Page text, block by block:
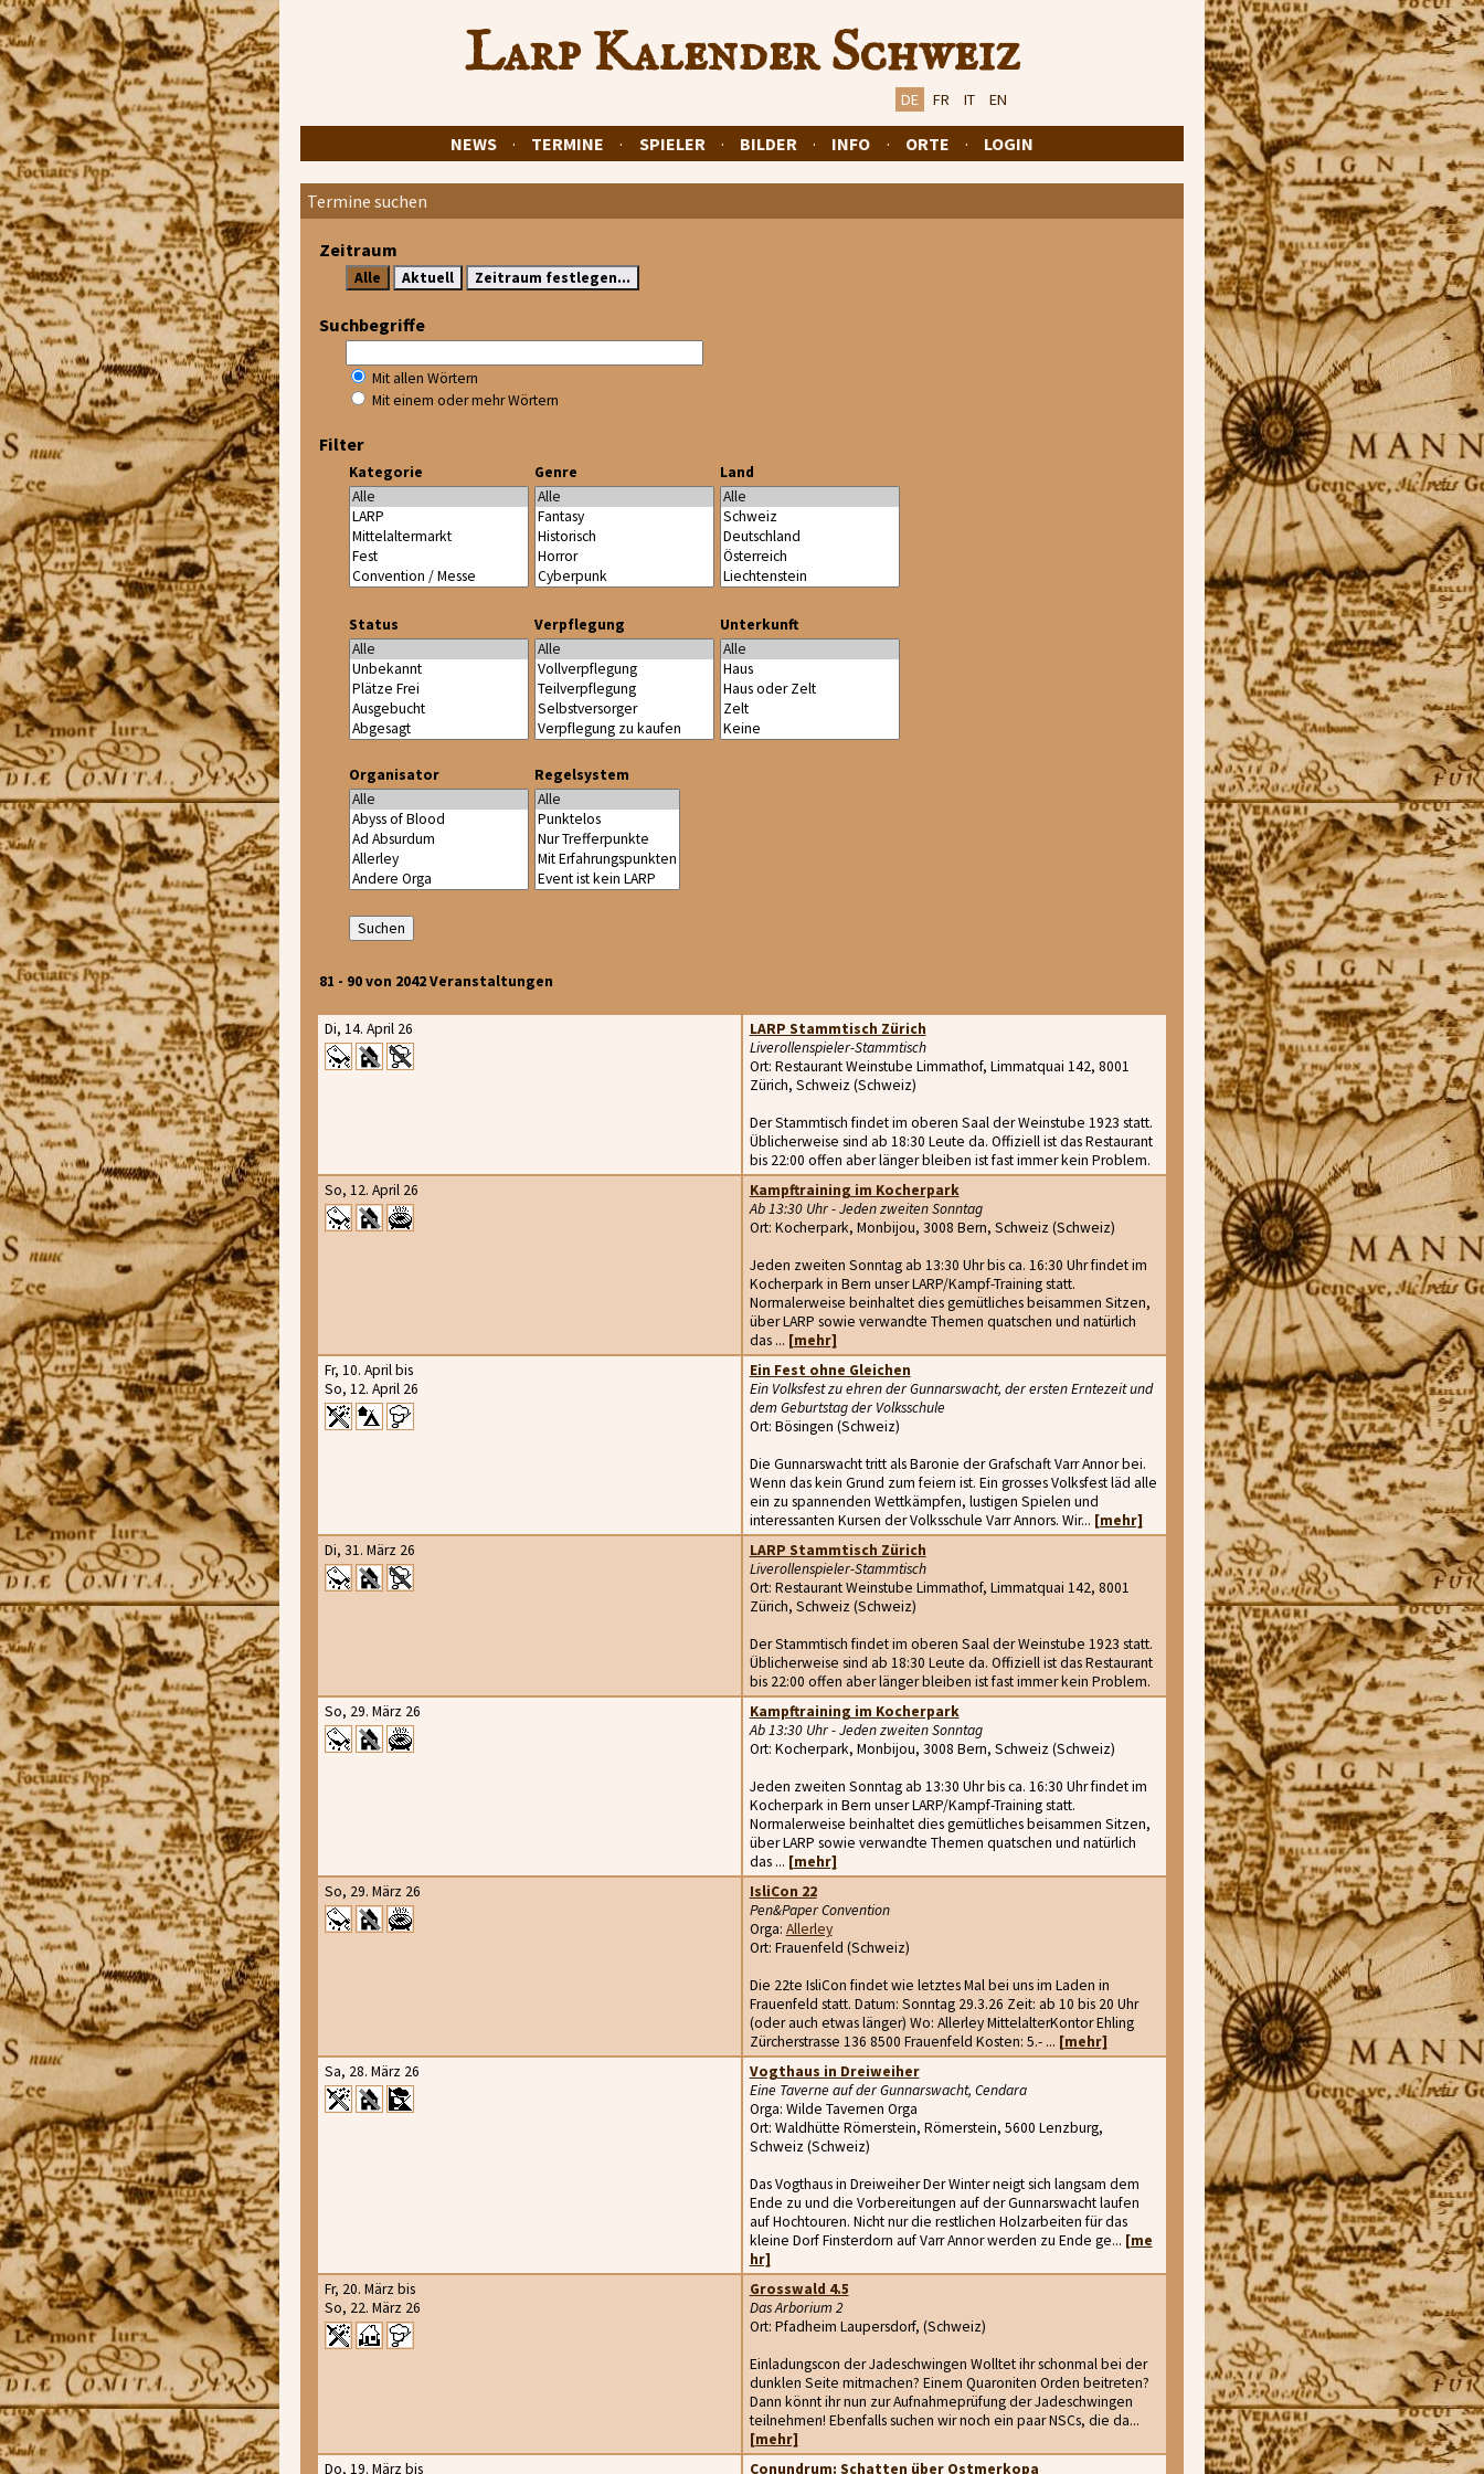
Larp Kalender Schweiz
DE FR IT EN
NEWS · TERMINE · SPIELER · BILDER · INFO · ORTE · LOGIN
Termine suchen
Zeitraum
Suchbegriffe
Mit allen Wörtern
Mit einem oder mehr Wörtern
Filter
Kategorie Genre Land
Status Verpflegung Unterkunft
Organisator Regelsystem
81 - 90 von 2042 Veranstaltungen
Di, 14. April 26
LARP Stammtisch Zürich
Liverollenspieler-Stammtisch
Ort: Restaurant Weinstube Limmathof, Limmatquai 142, 8001
Zürich, Schweiz (Schweiz)
Der Stammtisch findet im oberen Saal der Weinstube 1923 statt.
Üblicherweise sind ab 18:30 Leute da. Offiziell ist das Restaurant
bis 22:00 offen aber länger bleiben ist fast immer kein Problem.
So, 12. April 26
Kampftraining im Kocherpark
Ab 13:30 Uhr - Jeden zweiten Sonntag
Ort: Kocherpark, Monbijou, 3008 Bern, Schweiz (Schweiz)
Jeden zweiten Sonntag ab 13:30 Uhr bis ca. 16:30 Uhr findet im
Kocherpark in Bern unser LARP/Kampf-Training statt.
Normalerweise beinhaltet dies gemütliches beisammen Sitzen,
über LARP sowie verwandte Themen quatschen und natürlich
das ... [mehr]
Fr, 10. April bis
So, 12. April 26
Ein Fest ohne Gleichen
Ein Volksfest zu ehren der Gunnarswacht, der ersten Erntezeit und
dem Geburtstag der Volksschule
Ort: Bösingen (Schweiz)
Die Gunnarswacht tritt als Baronie der Grafschaft Varr Annor bei.
Wenn das kein Grund zum feiern ist. Ein grosses Volksfest läd alle
ein zu spannenden Wettkämpfen, lustigen Spielen und
interessanten Kursen der Volksschule Varr Annors. Wir... [mehr]
Di, 31. März 26
LARP Stammtisch Zürich
Liverollenspieler-Stammtisch
Ort: Restaurant Weinstube Limmathof, Limmatquai 142, 8001
Zürich, Schweiz (Schweiz)
Der Stammtisch findet im oberen Saal der Weinstube 1923 statt.
Üblicherweise sind ab 18:30 Leute da. Offiziell ist das Restaurant
bis 22:00 offen aber länger bleiben ist fast immer kein Problem.
So, 29. März 26
Kampftraining im Kocherpark
Ab 13:30 Uhr - Jeden zweiten Sonntag
Ort: Kocherpark, Monbijou, 3008 Bern, Schweiz (Schweiz)
Jeden zweiten Sonntag ab 13:30 Uhr bis ca. 16:30 Uhr findet im
Kocherpark in Bern unser LARP/Kampf-Training statt.
Normalerweise beinhaltet dies gemütliches beisammen Sitzen,
über LARP sowie verwandte Themen quatschen und natürlich
das ... [mehr]
So, 29. März 26
IsliCon 22
Pen&Paper Convention
Orga: Allerley
Ort: Frauenfeld (Schweiz)
Die 22te IsliCon findet wie letztes Mal bei uns im Laden in
Frauenfeld statt. Datum: Sonntag 29.3.26 Zeit: ab 10 bis 20 Uhr
(oder auch etwas länger) Wo: Allerley MittelalterKontor Ehling
Zürcherstrasse 136 8500 Frauenfeld Kosten: 5.- ... [mehr]
Sa, 28. März 26
Vogthaus in Dreiweiher
Eine Taverne auf der Gunnarswacht, Cendara
Orga: Wilde Tavernen Orga
Ort: Waldhütte Römerstein, Römerstein, 5600 Lenzburg,
Schweiz (Schweiz)
Das Vogthaus in Dreiweiher Der Winter neigt sich langsam dem
Ende zu und die Vorbereitungen auf der Gunnarswacht laufen
auf Hochtouren. Nicht nur die restlichen Holzarbeiten für das
kleine Dorf Finsterdorn auf Varr Annor werden zu Ende ge... [me
hr]
Fr, 20. März bis
So, 22. März 26
Grosswald 4.5
Das Arborium 2
Ort: Pfadheim Laupersdorf, (Schweiz)
Einladungscon der Jadeschwingen Wolltet ihr schonmal bei der
dunklen Seite mitmachen? Einem Quaroniten Orden beitreten?
Dann könnt ihr nun zur Aufnahmeprüfung der Jadeschwingen
teilnehmen! Ebenfalls suchen wir noch ein paar NSCs, die da...
[mehr]
Do, 19. März bis
Conundrum: Schatten über Ostmerkopa